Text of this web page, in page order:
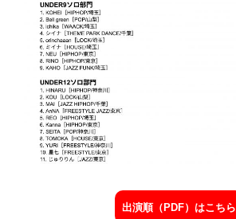
出演順（PDF）はこちら